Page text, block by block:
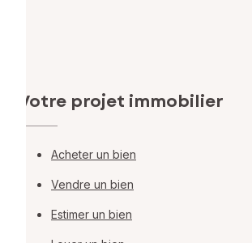
Votre projet immobilier
Acheter un bien
Vendre un bien
Estimer un bien